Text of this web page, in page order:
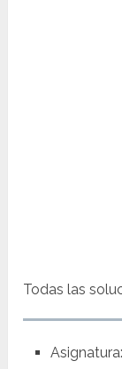
Todas las
Asignatura: